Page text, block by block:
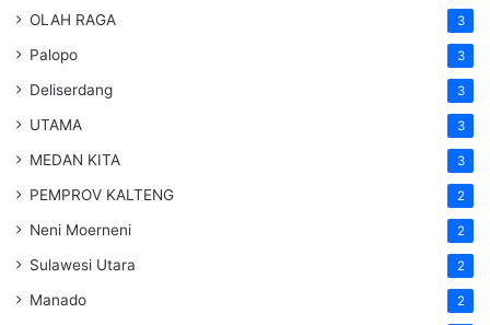
OLAH RAGA 3
Palopo 3
Deliserdang 3
UTAMA 3
MEDAN KITA 3
PEMPROV KALTENG 2
Neni Moerneni 2
Sulawesi Utara 2
Manado 2